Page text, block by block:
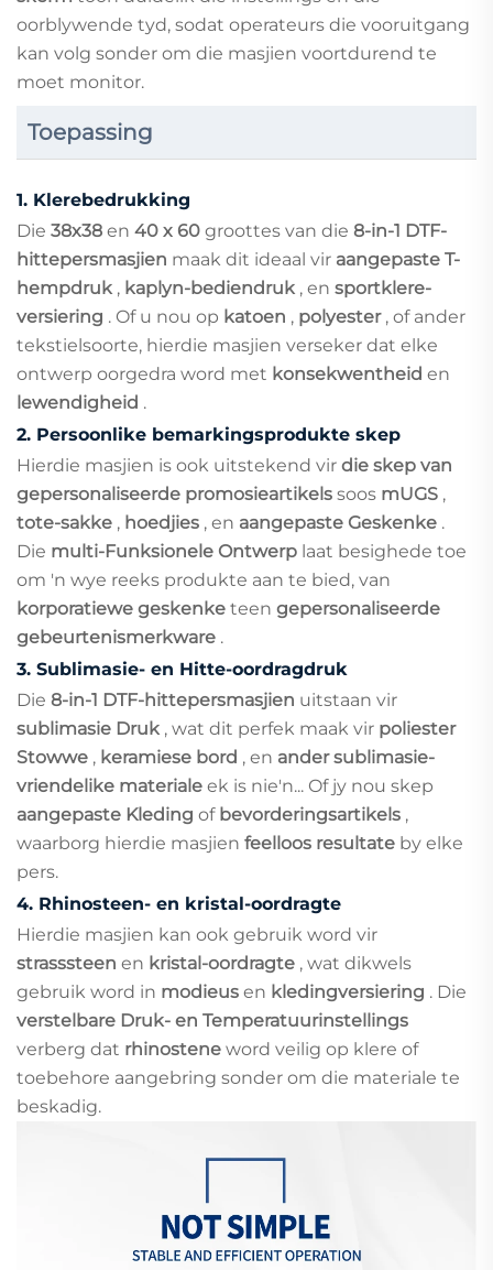
oorblywende tyd, sodat operateurs die vooruitgang
kan volg sonder om die masjien voortdurend te
moet monitor.
Toepassing
1. Klerebedrukking
Die 38x38 en 40 x 60 groottes van die 8-in-1 DTF-
hittepersmasjien maak dit ideaal vir aangepaste T-
hempdruk , kaplyn-bediendruk , en sportklere-
versiering . Of u nou op katoen , polyester , of ander
tekstielsoorte, hierdie masjien verseker dat elke
ontwerp oorgedra word met konsekwentheid en
lewendigheid .
2. Persoonlike bemarkingsprodukte skep
Hierdie masjien is ook uitstekend vir die skep van
gepersonaliseerde promosieartikels soos mUGS ,
tote-sakke , hoedjies , en aangepaste Geskenke .
Die multi-Funksionele Ontwerp laat besighede toe
om 'n wye reeks produkte aan te bied, van
korporatiewe geskenke teen gepersonaliseerde
gebeurtenismerkware .
3. Sublimasie- en Hitte-oordragdruk
Die 8-in-1 DTF-hittepersmasjien uitstaan vir
sublimasie Druk , wat dit perfek maak vir poliester
Stowwe , keramiese bord , en ander sublimasie-
vriendelike materiale ek is nie'n... Of jy nou skep
aangepaste Kleding of bevorderingsartikels ,
waarborg hierdie masjien feelloos resultate by elke
pers.
4. Rhinosteen- en kristal-oordragte
Hierdie masjien kan ook gebruik word vir
strasssteen en kristal-oordragte , wat dikwels
gebruik word in modieus en kledingversiering . Die
verstelbare Druk- en Temperatuurinstellings
verberg dat rhinostene word veilig op klere of
toebehore aangebring sonder om die materiale te
beskadig.